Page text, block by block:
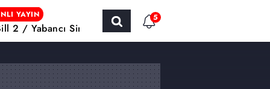
YAYIN
2 / Yabancı Sinema
5